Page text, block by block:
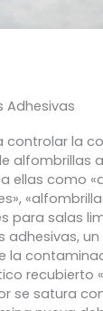
Adhesivas
controlar la
alfombrillas
ellas como
para salas
adhesivas,
la
recubierto
se satura